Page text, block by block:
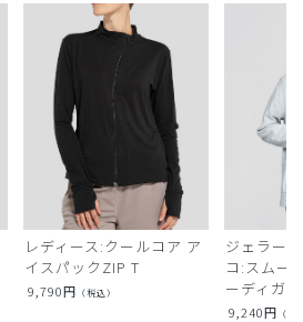
レディース:クールコア ア
イスパックZIP T
9,790円 （税込）
ジェラー
コ:スムー
ーディガン
9,240円 （税